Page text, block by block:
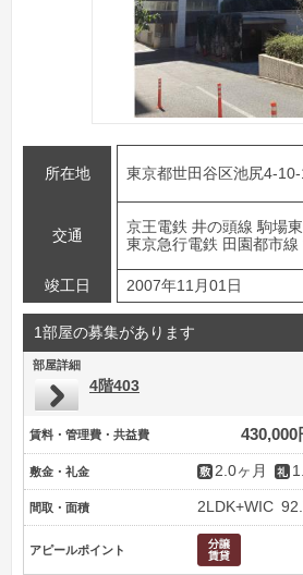
所在地 東京都世田谷区池尻4-10-
交通
京王電鉄 井の頭線 駒場
東京急行電鉄 田園都市
竣工日 2007年11月01日
1部屋の募集があります
部屋詳細
4階403
賃料・管理費・共益費 430,000
敷金・礼金 2.0ヶ月
間取・面積 2LDK+WIC
アピールポイント